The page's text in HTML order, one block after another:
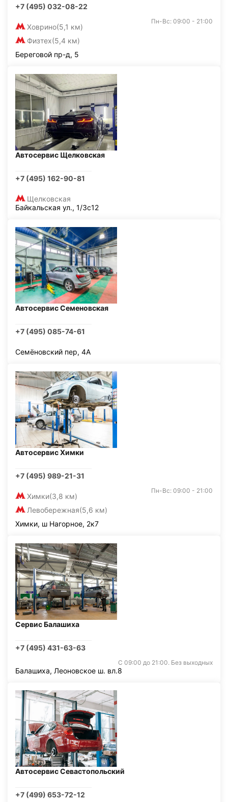
+7 (495) 032-08-22
Ховрино(5,1 км)
Физтех(5,4 км)
Пн-Вс: 09:00 - 21:00
Береговой пр-д, 5
Автосервис Щелковская
+7 (495) 162-90-81
Щелковская
Байкальская ул., 1/3с12
Автосервис Семеновская
+7 (495) 085-74-61
Семёновский пер, 4А
Автосервис Химки
+7 (495) 989-21-31
Химки(3,8 км)
Левобережная(5,6 км)
Пн-Вс: 09:00 - 21:00
Химки, ш Нагорное, 2к7
Сервис Балашиха
+7 (495) 431-63-63
С 09:00 до 21:00. Без выходных
Балашиха, Леоновское ш. вл.8
Автосервис Севастопольский
+7 (499) 653-72-12